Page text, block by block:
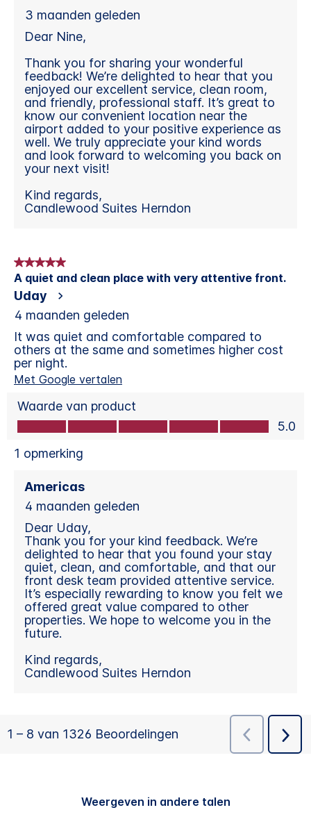
Weergeven in andere talen